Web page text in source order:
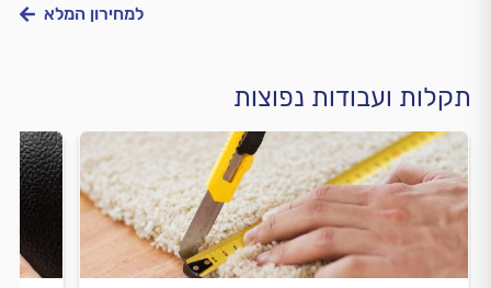
למחירון המלא
תקלות ועבודות נפוצות